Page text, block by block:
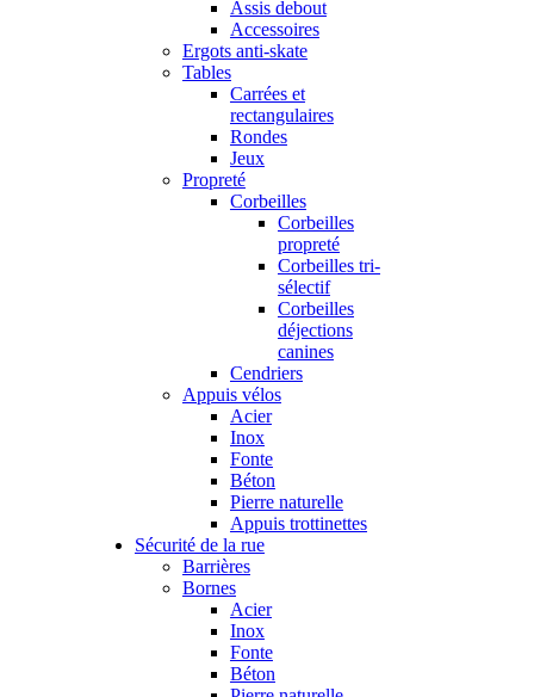
Assis debout
Accessoires
Ergots anti-skate
Tables
Carrées et
rectangulaires
Rondes
Jeux
Propreté
Corbeilles
Corbeilles
propreté
Corbeilles tri-
sélectif
Corbeilles
déjections
canines
Cendriers
Appuis vélos
Acier
Inox
Fonte
Béton
Pierre naturelle
Appuis trottinettes
Sécurité de la rue
Barrières
Bornes
Acier
Inox
Fonte
Béton